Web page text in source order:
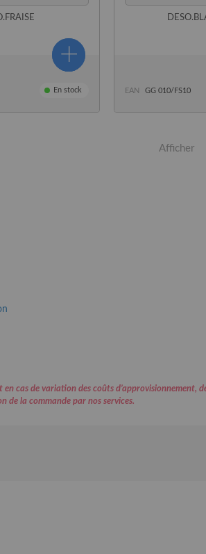
En stock EAN GG 010/FS10
Afficher
cas de variation des coûts d’approvisionnement,
de la commande par nos services.